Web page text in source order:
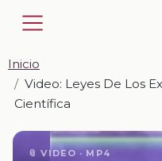
Inicio
Video: Leyes De Los
Científica
📎 VIDEO · MP4